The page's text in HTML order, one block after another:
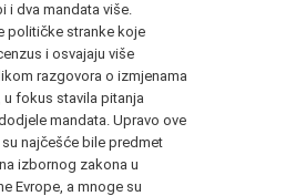
i dva mandata više.
političke stranke koje
i osvajaju više
razgovora o izmjenama
fokus stavila pitanja
mandata. Upravo ove
najčešće bile predmet
izbornog zakona u
Evrope, a mnoge su